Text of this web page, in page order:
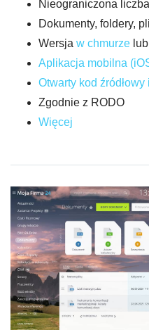
Nieograniczona
Dokumenty, foldery,
Wersja w chmurze lub
Aplikacja mobilna
Otwarty kod źródłowy
Zgodnie z RODO
Więcej